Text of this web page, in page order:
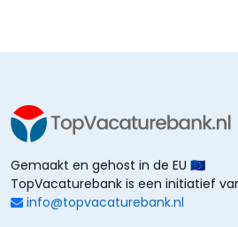
Gemaakt en gehost in de EU 🇪🇺
TopVacaturebank is een initiatief
info@topvacaturebank.nl